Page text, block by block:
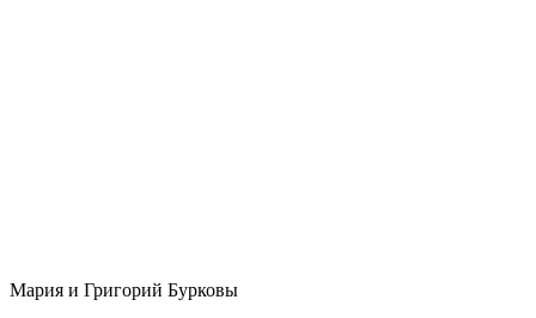
Мария и Григорий Бурковы